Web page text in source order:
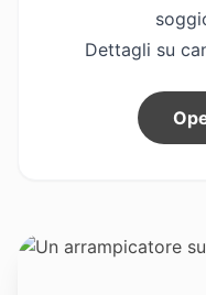
Dettagli su